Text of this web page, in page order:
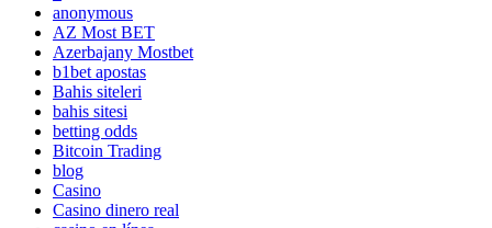
anonymous
AZ Most BET
Azerbajany Mostbet
b1bet apostas
Bahis siteleri
bahis sitesi
betting odds
Bitcoin Trading
blog
Casino
Casino dinero real